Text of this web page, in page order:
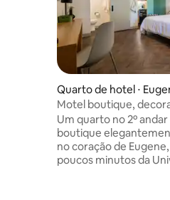
Quarto de hotel ⋅
Motel boutique,
Fi, estacionamento
Um quarto no 2º
boutique
no coração de
poucos minutos da
Oregon, Downtown e
um dos nossos 11